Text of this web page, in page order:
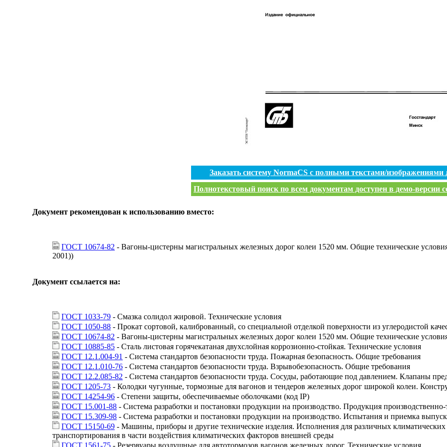
Заказать систему NormaCS с полными текстами/изображениями
Полнотекстовый поиск по всем документам доступен в демо-версии
Документ рекомендован к использованию вместо:
ГОСТ 10674-82 - Вагоны-цистерны магистральных железных дорог колеи 1520 мм. Общие технические
2001))
Документ ссылается на:
ГОСТ 1033-79 - Смазка солидол жировой. Технические условия
ГОСТ 1050-88 - Прокат сортовой, калиброванный, со специальной отделкой поверхности из углеродистой
ГОСТ 10674-82 - Вагоны-цистерны магистральных железных дорог колеи 1520 мм. Общие технические
ГОСТ 10885-85 - Сталь листовая горячекатаная двухслойная коррозионно-стойкая. Технические условия
ГОСТ 12.1.004-91 - Система стандартов безопасности труда. Пожарная безопасность. Общие требования
ГОСТ 12.1.010-76 - Система стандартов безопасности труда. Взрывобезопасность. Общие требования
ГОСТ 12.2.085-82 - Система стандартов безопасности труда. Сосуды, работающие под давлением. Клапаны
ГОСТ 1205-73 - Колодки чугунные, тормозные для вагонов и тендеров железных дорог широкой колеи.
ГОСТ 14254-96 - Степени защиты, обеспечиваемые оболочками (код IP)
ГОСТ 15.001-88 - Система разработки и постановки продукции на производство. Продукция производственно-
ГОСТ 15.309-98 - Система разработки и постановки продукции на производство. Испытания и приемка
ГОСТ 15150-69 - Машины, приборы и другие технические изделия. Исполнения для различных
транспортирования в части воздействия климатических факторов внешней среды
ГОСТ 1561-75 - Резервуары воздушные для автотормозов вагонов железных дорог. Технические условия